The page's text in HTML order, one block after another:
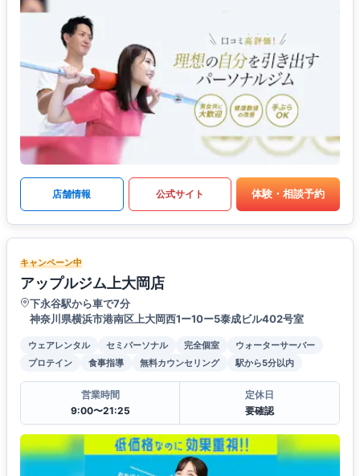
店舗情報 公式サイト 体験・相談予約
キャンペーン中
アップルジム上大岡店
下永谷駅から車で7分
神奈川県横浜市港南区上大岡西1ー10ー5泰成ビル402号室
ウェアレンタル セミパーソナル 完全個室
ウォーターサーバー
プロテイン
食事指導 無料カウンセリング 駅から5分以内
営業時間
9:00〜21:25
定休日
要確認